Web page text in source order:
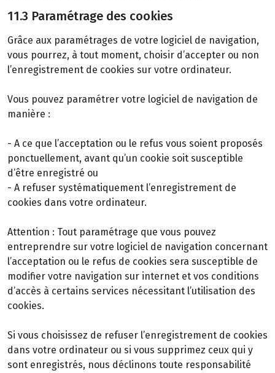
11.3 Paramétrage des cookies
Grâce aux paramétrages de votre logiciel de navigation,
vous pourrez, à tout moment, choisir d’accepter ou non
l’enregistrement de cookies sur votre ordinateur.
Vous pouvez paramétrer votre logiciel de navigation de
manière :
- A ce que l’acceptation ou le refus vous soient proposés
ponctuellement, avant qu’un cookie soit susceptible
d’être enregistré ou
- A refuser systématiquement l’enregistrement de
cookies dans votre ordinateur.
Attention : Tout paramétrage que vous pouvez
entreprendre sur votre logiciel de navigation concernant
l’acceptation ou le refus de cookies sera susceptible de
modifier votre navigation sur internet et vos conditions
d’accès à certains services nécessitant l’utilisation des
cookies.
Si vous choisissez de refuser l’enregistrement de cookies
dans votre ordinateur ou si vous supprimez ceux qui y
sont enregistrés, nous déclinons toute responsabilité